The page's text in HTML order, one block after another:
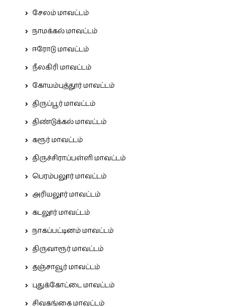
சேலம் மாவட்டம்
நாமக்கல் மாவட்டம்
ஈரோடு மாவட்டம்
நீலகிரி மாவட்டம்
கோயம்புத்தூர் மாவட்டம்
திருப்பூர் மாவட்டம்
திண்டுக்கல் மாவட்டம்
கரூர் மாவட்டம்
திருச்சிராப்பள்ளி மாவட்டம்
பெரம்பலூர் மாவட்டம்
அரியலூர் மாவட்டம்
கடலூர் மாவட்டம்
நாகப்பட்டினம் மாவட்டம்
திருவாரூர் மாவட்டம்
தஞ்சாவூர் மாவட்டம்
புதுக்கோட்டை மாவட்டம்
சிவகங்கை மாவட்டம்